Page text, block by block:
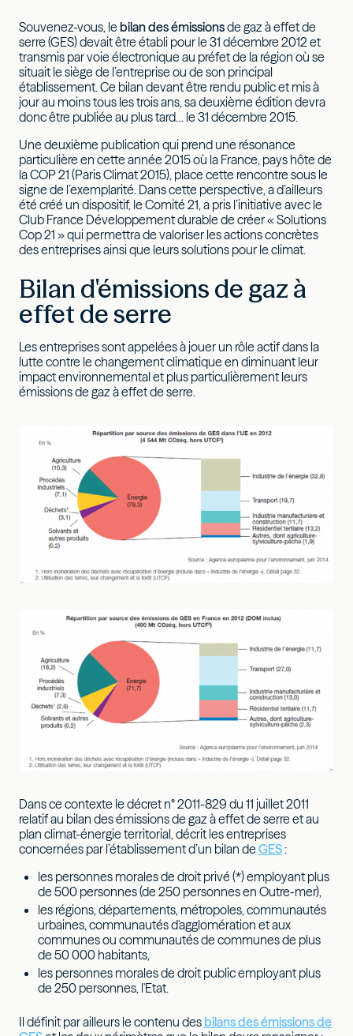
Souvenez-vous, le bilan des émissionsde gaz à effet de
serre (GES) devait être établi pour le 31 décembre 2012 et
transmis par voie électronique au préfet de la région où se
situait le siège de l’entreprise ou de son principal
établissement. Ce bilan devant être rendu public et mis à
jour au moins tous les trois ans, sa deuxième édition devra
donc être publiée au plus tard… le 31 décembre 2015.
Une deuxième publication qui prend une résonance
particulière en cette année 2015 où la France, pays hôte de
la COP 21 (Paris Climat 2015), place cette rencontre sous le
signe de l’exemplarité. Dans cette perspective, a d’ailleurs
été créé un dispositif, le Comité 21, a pris l’initiative avec le
Club France Développement durable de créer « Solutions
Cop 21 » qui permettra de valoriser les actions concrètes
des entreprises ainsi que leurs solutions pour le climat.
Bilan d'émissions de gaz à
effet de serre
Les entreprises sont appelées à jouer un rôle actif dans la
lutte contre le changement climatique en diminuant leur
impact environnemental et plus particulièrement leurs
émissions de gaz à effet de serre.
Dans ce contexte le décret n° 2011-829 du 11 juillet 2011
relatif au bilan des émissions de gaz à effet de serre et au
plan climat-énergie territorial, décrit les entreprises
concernées par l’établissement d’un bilan de GES:
les personnes morales de droit privé (*) employant plus
de 500 personnes (de 250 personnes en Outre-mer),
les régions, départements, métropoles, communautés
urbaines, communautés d'agglomération et aux
communes ou communautés de communes de plus
de 50 000 habitants,
les personnes morales de droit public employant plus
de 250 personnes, l'Etat.
Il définit par ailleurs le contenu des bilans des émissions de